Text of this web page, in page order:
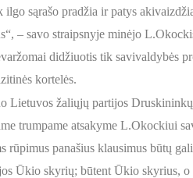
ilgo sąrašo pradžia ir patys
– savo straipsnyje minėjo
didžiuotis tik savivaldybės
kortelės.
Lietuvos žaliųjų partijos
trumpame atsakyme L.Okockiui
rūpimus panašius klausimus būtų
Ūkio skyrių; būtent Ūkio skyrius,